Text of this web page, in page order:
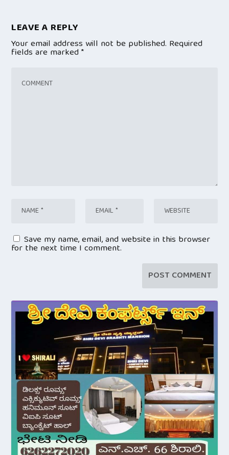
LEAVE A REPLY
Your email address will not be published. Required
fields are marked*
Save my name, email, and website in this browser
for the next time I comment.